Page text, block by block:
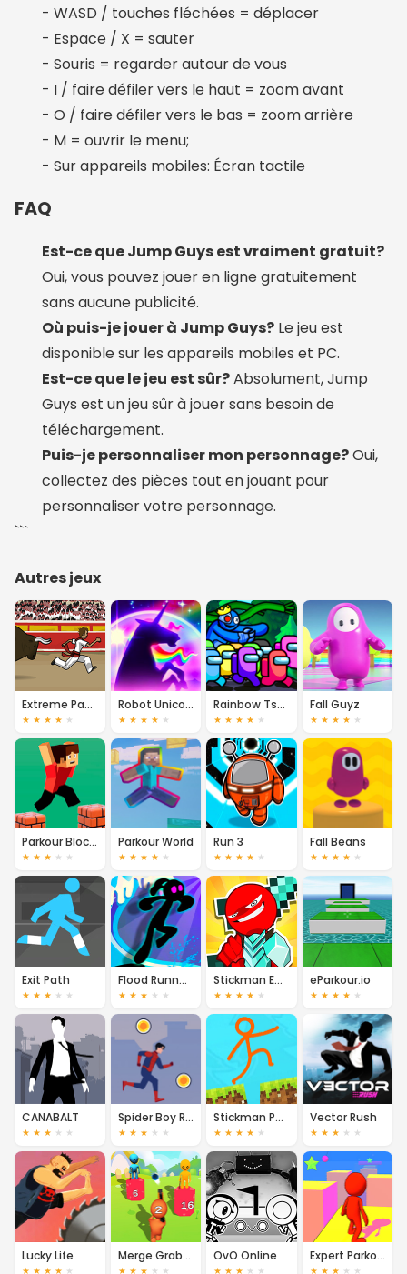
- WASD / touches fléchées = déplacer
- Espace / X = sauter
- Souris = regarder autour de vous
- I / faire défiler vers le haut = zoom avant
- O / faire défiler vers le bas = zoom arrière
- M = ouvrir le menu;
- Sur appareils mobiles: Écran tactile
FAQ
Est-ce que Jump Guys est vraiment gratuit?
Oui, vous pouvez jouer en ligne gratuitement
sans aucune publicité.
Où puis-je jouer à Jump Guys? Le jeu est
disponible sur les appareils mobiles et PC.
Est-ce que le jeu est sûr?Absolument, Jump
Guys est un jeu sûr à jouer sans besoin de
téléchargement.
Puis-je personnaliser mon personnage?Oui,
collectez des pièces tout en jouant pour
personnaliser votre personnage.
```
Autres jeux
Extreme Pamplona
★ ★ ★ ★ ★
Robot Unicorn Attack
★ ★ ★ ★ ★
Rainbow Tsunami
★ ★ ★ ★ ★
Fall Guyz
★ ★ ★ ★ ★
Parkour Block 3D
★ ★ ★ ★ ★
Parkour World
★ ★ ★ ★ ★
Run 3
★ ★ ★ ★ ★
Fall Beans
★ ★ ★ ★ ★
Exit Path
★ ★ ★ ★ ★
Flood Runner 2
★ ★ ★ ★ ★
Stickman Epic
★ ★ ★ ★ ★
eParkour.io
★ ★ ★ ★ ★
CANABALT
★ ★ ★ ★ ★
Spider Boy Run
★ ★ ★ ★ ★
Stickman Parkour Skyland
★ ★ ★ ★ ★
Vector Rush
★ ★ ★ ★ ★
Lucky Life
★ ★ ★ ★ ★
Merge Grabber
★ ★ ★ ★ ★
OvO Online
★ ★ ★ ★ ★
Expert Parkour 3D
★ ★ ★ ★ ★